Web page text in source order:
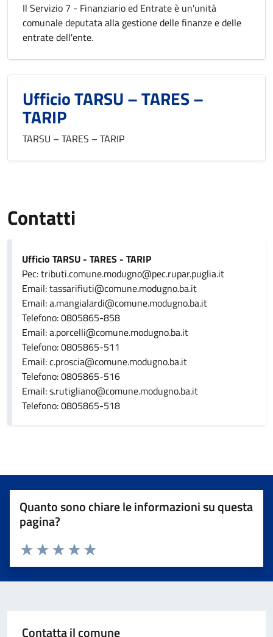
Il Servizio 7 - Finanziario ed Entrate è un'unità
comunale deputata alla gestione delle finanze e delle
entrate dell'ente.
Ufficio TARSU – TARES –
TARIP
TARSU – TARES – TARIP
Contatti
Ufficio TARSU - TARES - TARIP
Pec: tributi.comune.modugno@pec.rupar.puglia.it
Email: tassarifiuti@comune.modugno.ba.it
Email: a.mangialardi@comune.modugno.ba.it
Telefono: 0805865-858
Email: a.porcelli@comune.modugno.ba.it
Telefono: 0805865-511
Email: c.proscia@comune.modugno.ba.it
Telefono: 0805865-516
Email: s.rutigliano@comune.modugno.ba.it
Telefono: 0805865-518
Quanto sono chiare le informazioni su questa
pagina?
Valuta da 1 a 5 stelle la pagina
Valuta 5 stelle su 5
Valuta 4 stelle su 5
Valuta 3 stelle su 5
Valuta 2 stelle su 5
Valuta 1 stelle su 5
Contatta il comune